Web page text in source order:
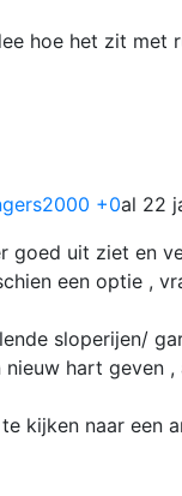
hoe het zit met
+0al 22
goed uit ziet en
een optie ,
sloperijen/
nieuw hart geven ,
kijken naar een